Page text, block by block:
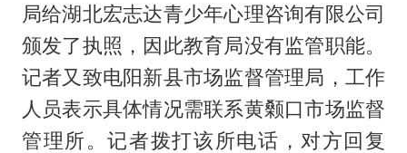
局给湖北宏志达青少年心理咨询有限公司
颁发了执照，因此教育局没有监管职能。
记者又致电阳新县市场监督管理局，工作
人员表示具体情况需联系黄颡口市场监督
管理所。记者拨打该所电话，对方回复